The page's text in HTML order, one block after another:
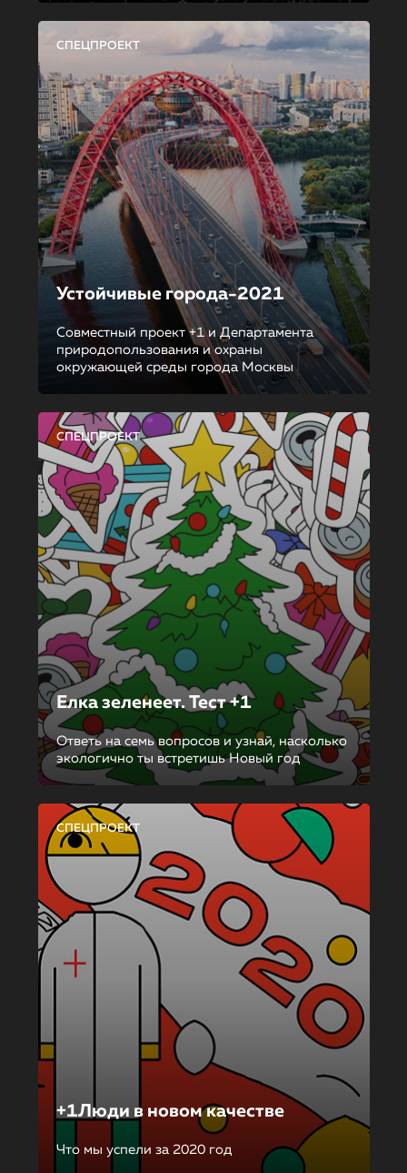
СПЕЦПРОЕКТ
Устойчивые города-2021
Совместный проект +1 и Департамента
природопользования и охраны
окружающей среды города Москвы
СПЕЦПРОЕКТ
Елка зеленеет. Тест +1
Ответь на семь вопросов и узнай, насколько
экологично ты встретишь Новый год
СПЕЦПРОЕКТ
+1Люди в новом качестве
Что мы успели за 2020 год